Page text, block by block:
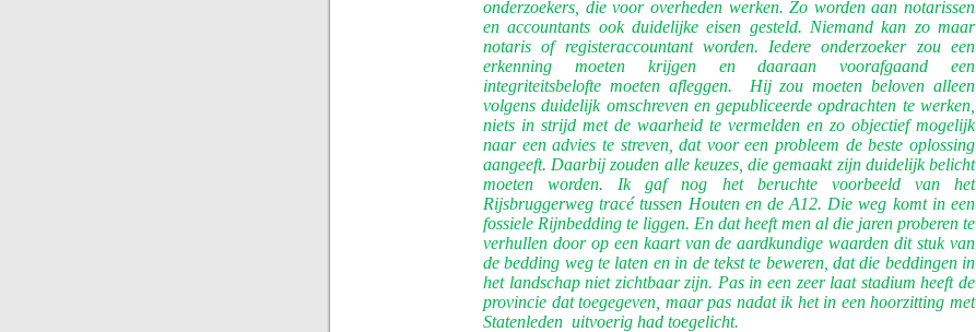
onderzoekers, die voor overheden werken. Zo worden aan notarissen
en accountants ook duidelijke eisen gesteld. Niemand kan zo maar
notaris of registeraccountant worden. Iedere onderzoeker zou een
erkenning moeten krijgen en daaraan voorafgaand een
integriteitsbelofte moeten afleggen.
Hij zou moeten beloven alleen
volgens duidelijk omschreven en gepubliceerde opdrachten te werken,
niets in strijd met de waarheid te vermelden en zo objectief mogelijk
naar een advies te streven, dat voor een probleem de beste oplossing
aangeeft. Daarbij zouden alle keuzes, die gemaakt zijn duidelijk belicht
moeten worden. Ik gaf nog het beruchte voorbeeld van het
Rijsbruggerweg tracé tussen Houten en de A12. Die weg komt in een
fossiele Rijnbedding te liggen. En dat heeft men al die jaren proberen te
verhullen door op een kaart van de aardkundige waarden dit stuk van
de bedding weg te laten en in de tekst te beweren, dat die beddingen in
het landschap niet zichtbaar zijn. Pas in een zeer laat stadium heeft de
provincie dat toegegeven, maar pas nadat ik het in een hoorzitting met
Statenleden uitvoerig had toegelicht.